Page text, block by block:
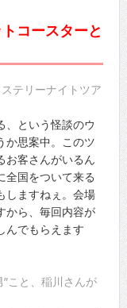
コースターと
テリーナイトツア
、という怪談のウ
か思案中。このツ
お客さんがいるん
全国をついて来る
しますねぇ。会場
から、毎回内容が
んでもらえます
こと、稲川さんが